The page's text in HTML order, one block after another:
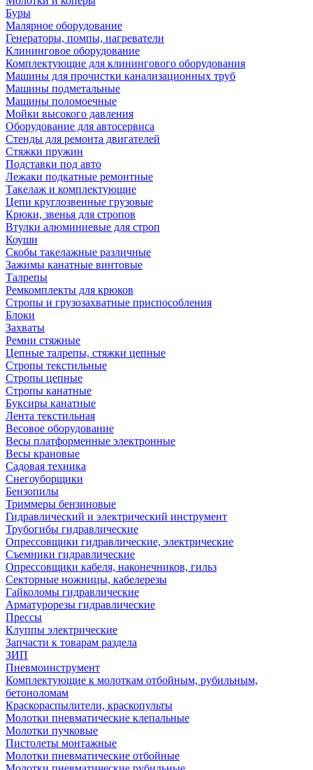
Буры
Малярное оборудование
Генераторы, помпы, нагреватели
Клининговое оборудование
Комплектующие для клинингового оборудования
Машины для прочистки канализационных труб
Машины подметальные
Машины поломоечные
Мойки высокого давления
Оборудование для автосервиса
Стенды для ремонта двигателей
Стяжки пружин
Подставки под авто
Лежаки подкатные ремонтные
Такелаж и комплектующие
Цепи круглозвенные грузовые
Крюки, звенья для стропов
Втулки алюминиевые для строп
Коуши
Скобы такелажные различные
Зажимы канатные винтовые
Талрепы
Ремкомплекты для крюков
Стропы и грузозахватные приспособления
Блоки
Захваты
Ремни стяжные
Цепные талрепы, стяжки цепные
Стропы текстильные
Стропы цепные
Стропы канатные
Буксиры канатные
Лента текстильная
Весовое оборудование
Весы платформенные электронные
Весы крановые
Садовая техника
Снегоуборщики
Бензопилы
Триммеры бензиновые
Гидравлический и электрический инструмент
Трубогибы гидравлические
Опрессовщики гидравлические, электрические
Съемники гидравлические
Опрессовщики кабеля, наконечников, гильз
Секторные ножницы, кабелерезы
Гайколомы гидравлические
Арматурорезы гидравлические
Прессы
Клуппы электрические
Запчасти к товарам раздела
ЗИП
Пневмоинструмент
Комплектующие к молоткам отбойным, рубильным,
бетоноломам
Краскораспылители, краскопульты
Молотки пневматические клепальные
Молотки пучковые
Пистолеты монтажные
Молотки пневматические отбойные